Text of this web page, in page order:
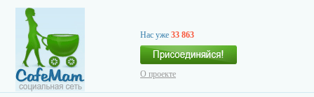
Нас уже 33 863
О проекте